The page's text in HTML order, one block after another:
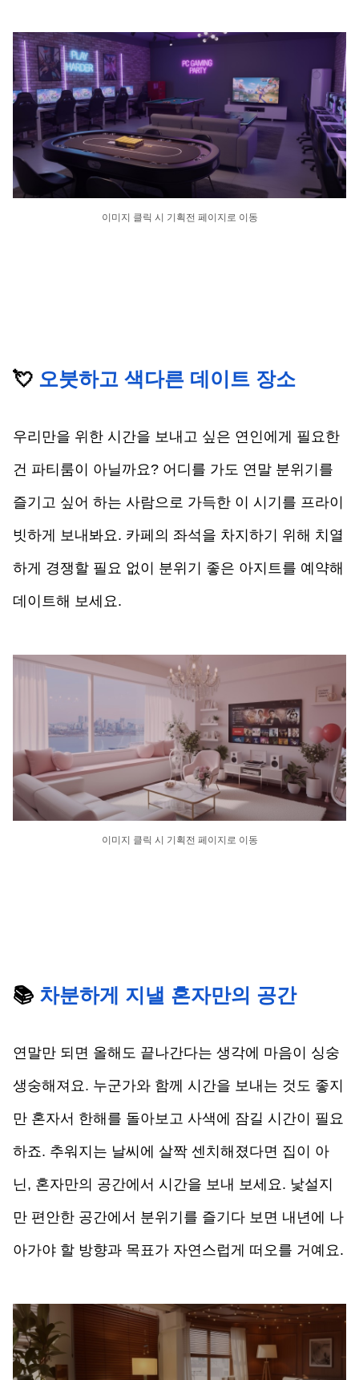
이미지 클릭 시 기획전 페이지로 이동
💘 오붓하고 색다른 데이트 장소
우리만을 위한 시간을 보내고 싶은 연인에게 필요한
건 파티룸이 아닐까요? 어디를 가도 연말 분위기를
즐기고 싶어 하는 사람으로 가득한 이 시기를 프라이
빗하게 보내봐요. 카페의 좌석을 차지하기 위해 치열
하게 경쟁할 필요 없이 분위기 좋은 아지트를 예약해
데이트해 보세요.
이미지 클릭 시 기획전 페이지로 이동
📚 차분하게 지낼 혼자만의 공간
연말만 되면 올해도 끝나간다는 생각에 마음이 싱숭
생숭해져요. 누군가와 함께 시간을 보내는 것도 좋지
만 혼자서 한해를 돌아보고 사색에 잠길 시간이 필요
하죠. 추워지는 날씨에 살짝 센치해졌다면 집이 아
닌, 혼자만의 공간에서 시간을 보내 보세요. 낯설지
만 편안한 공간에서 분위기를 즐기다 보면 내년에 나
아가야 할 방향과 목표가 자연스럽게 떠오를 거예요.